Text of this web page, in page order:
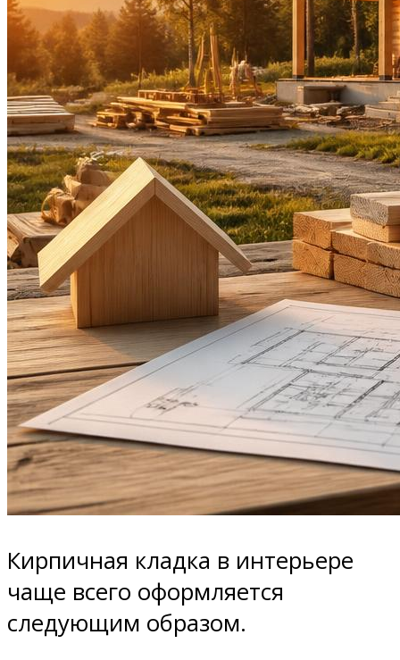
Кирпичная кладка в интерьере
чаще всего оформляется
следующим образом.